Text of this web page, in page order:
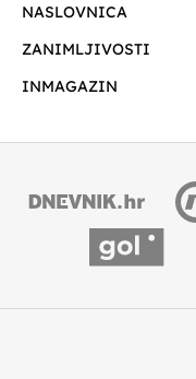
NASLOVNICA
ZANIMLJIVOSTI
INMAGAZIN